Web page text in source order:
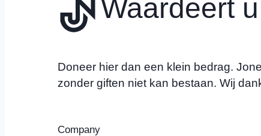
Waardeert
Doneer hier dan een klein bedrag.
zonder giften niet kan bestaan. Wij
Company